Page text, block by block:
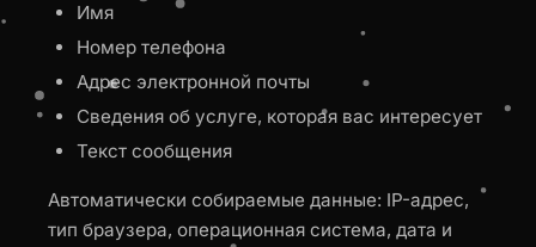
Имя
Номер телефона
Адрес электронной почты
Сведения об услуге, которая вас интересует
Текст сообщения
Автоматически собираемые данные: IP-адрес,
тип браузера, операционная система, дата и